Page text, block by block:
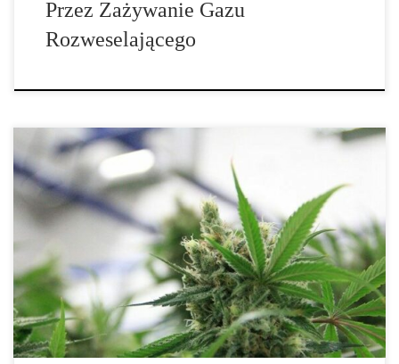
Przez Zażywanie Gazu
Rozweselającego
Kiedy mówimy o uzależnieniu od konopi indyjskich a kiedy o ich
nadużywaniu? Jeśli, np. przed planowaną operacją, powiesz
lekarzowi, że używasz konopi indyjskich, to z pewnością na
wypisie ze szpitala, oprócz informacji dotyczących Twoich
schorzeń i przebiegu leczenia, znajdziesz diagnozę uzależnienia od
konopi indyjskich lub ich nadużywania. Często jednak nie […]